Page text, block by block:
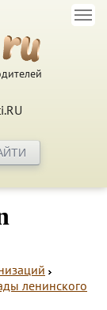
ленинского